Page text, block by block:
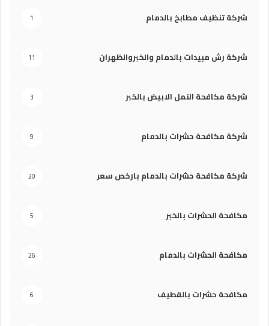
شركة تنظيف مطابخ بالدمام 1
شركة رش مبيدات بالدمام والخبروالظهران 11
شركة مكافحة النمل الابيض بالخبر 3
شركة مكافحة حشرات بالدمام 9
شركة مكافحة حشرات بالدمام بارخص سعر 20
مكافحة الحشرات بالخبر 5
مكافحة الحشرات بالدمام 26
مكافحة حشرات بالقطيف 6